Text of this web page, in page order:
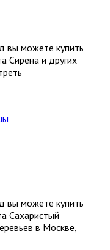
вы можете купить
Сирена и других
вы можете купить
Сахаристый
в Москве,